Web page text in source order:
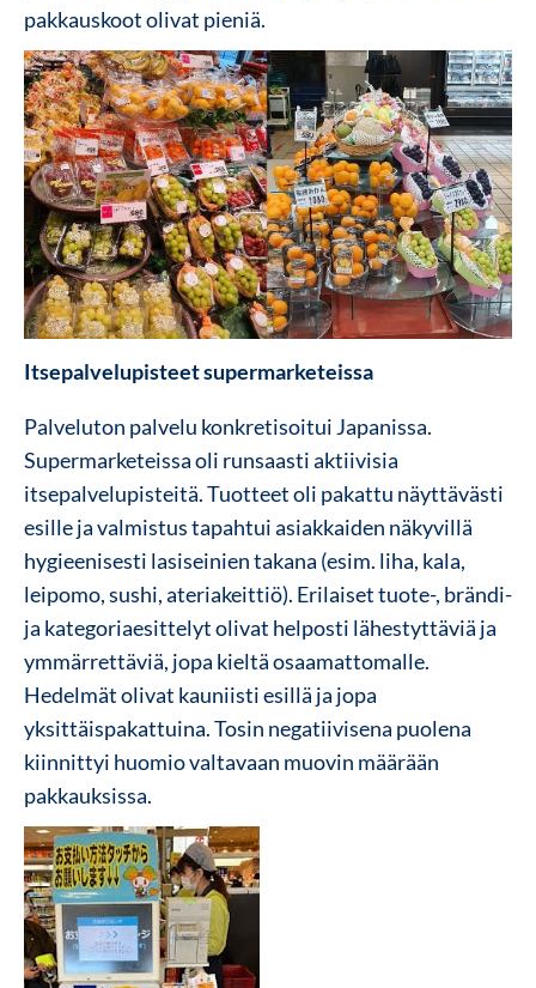
pakkauskoot olivat pieniä.
Itsepalvelupisteet supermarketeissa
Palveluton palvelu konkretisoitui Japanissa.
Supermarketeissa oli runsaasti aktiivisia
itsepalvelupisteitä. Tuotteet oli pakattu näyttävästi
esille ja valmistus tapahtui asiakkaiden näkyvillä
hygieenisesti lasiseinien takana (esim. liha, kala,
leipomo, sushi, ateriakeittiö). Erilaiset tuote-, brändi-
ja kategoriaesittelyt olivat helposti lähestyttäviä ja
ymmärrettäviä, jopa kieltä osaamattomalle.
Hedelmät olivat kauniisti esillä ja jopa
yksittäispakattuina. Tosin negatiivisena puolena
kiinnittyi huomio valtavaan muovin määrään
pakkauksissa.